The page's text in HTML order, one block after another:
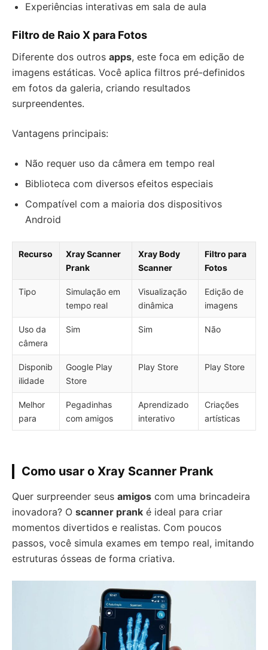
Experiências interativas em sala de aula
Filtro de Raio X para Fotos
Diferente dos outros apps, este foca em edição de
imagens estáticas. Você aplica filtros pré-definidos
em fotos da galeria, criando resultados
surpreendentes.
Vantagens principais:
Não requer uso da câmera em tempo real
Biblioteca com diversos efeitos especiais
Compatível com a maioria dos dispositivos
Android
Recurso
Xray Scanner
Prank
Xray Body
Scanner
Filtro para
Fotos
Tipo
Simulação em
tempo real
Visualização
dinâmica
Edição de
imagens
Uso da
câmera
Sim Sim Não
Disponib
ilidade
Google Play
Store
Play Store Play Store
Melhor
para
Pegadinhas
com amigos
Aprendizado
interativo
Criações
artísticas
Como usar o Xray Scanner Prank
Quer surpreender seus amigos com uma brincadeira
inovadora? O scanner prank é ideal para criar
momentos divertidos e realistas. Com poucos
passos, você simula exames em tempo real, imitando
estruturas ósseas de forma criativa.